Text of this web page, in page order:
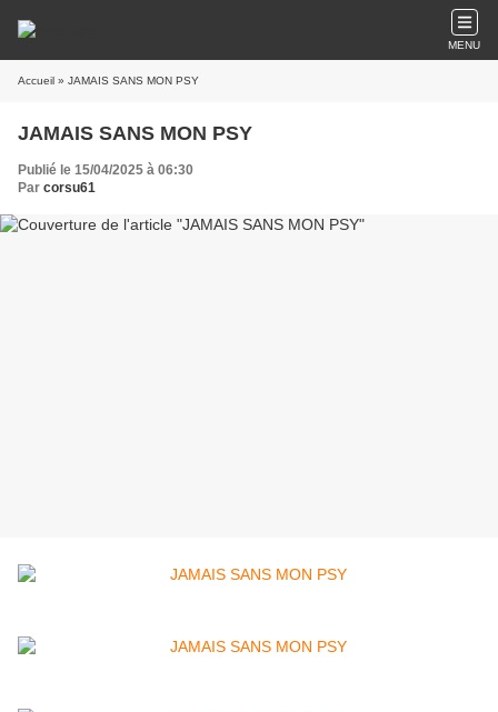
MENU
Accueil » JAMAIS SANS MON PSY
JAMAIS SANS MON PSY
Publié le 15/04/2025 à 06:30
Par corsu61